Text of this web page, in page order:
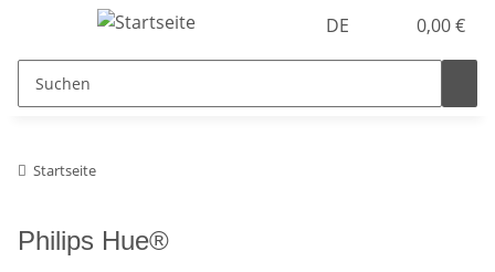
DE 0,00 €
Startseite
Philips Hue®